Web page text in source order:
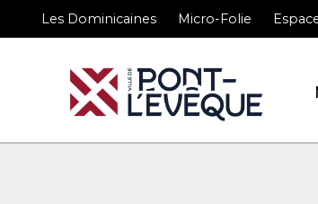
Les Dominicaines Micro-Folie